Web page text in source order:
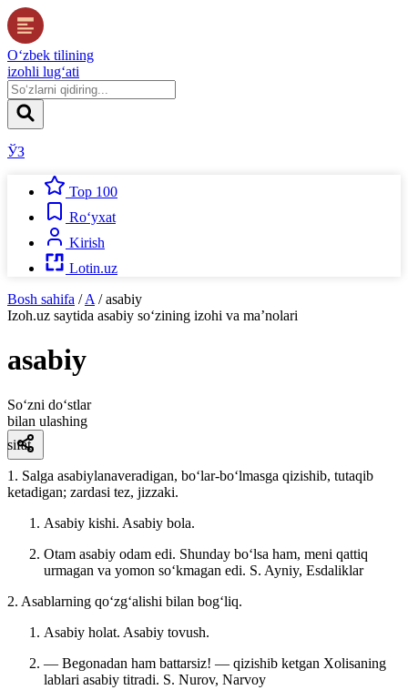
O‘zbek tilining
izohli lug‘ati
ЎЗ
Top 100
Ro‘yxat
Kirish
Lotin.uz
Bosh sahifa / A / asabiy
Izoh.uz saytida asabiy so‘zining izohi va ma’nolari
asabiy
So‘zni do‘stlar
bilan ulashing
sifat
1. Salga asabiylanaveradigan, boʻlar-boʻlmasga qizishib, tutaqib
ketadigan; zardasi tez, jizzaki.
Asabiy kishi. Asabiy bola.
Otam asabiy odam edi. Shunday boʻlsa ham, meni qattiq
urmagan va yomon soʻkmagan edi. S. Ayniy, Esdaliklar
2. Asablarning qoʻzgʻalishi bilan bogʻliq.
Asabiy holat. Asabiy tovush.
— Begonadan ham battarsiz! — qizishib ketgan Xolisaning
lablari asabiy titradi. S. Nurov, Narvoy